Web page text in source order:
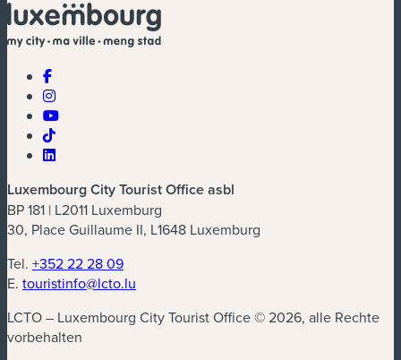
Luxembourg City Tourist Office asbl
BP 181 | L2011 Luxemburg
30, Place Guillaume II, L1648 Luxemburg
Tel. +352 22 28 09
E. touristinfo@lcto.lu
LCTO – Luxembourg City Tourist Office © 2026, alle Rechte
vorbehalten